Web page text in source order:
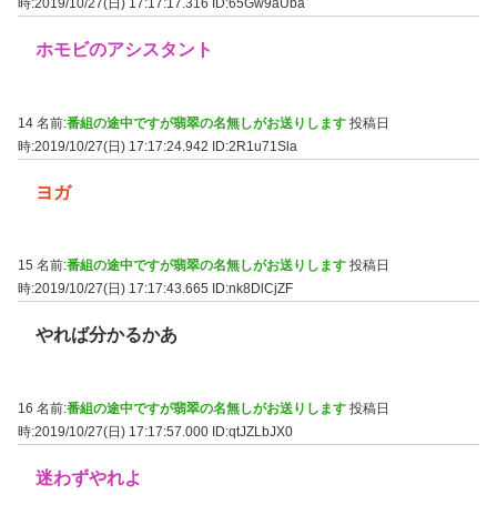
時:2019/10/27(日) 17:17:17.316
ID:65Gw9aUba
ホモビのアシスタント
14 名前:番組の途中ですが翡翠の名無しがお送りします 投稿日
時:2019/10/27(日) 17:17:24.942 ID:2R1u71Sla
ヨガ
15 名前:番組の途中ですが翡翠の名無しがお送りします 投稿日
時:2019/10/27(日) 17:17:43.665
ID:nk8DlCjZF
やれば分かるかあ
16 名前:番組の途中ですが翡翠の名無しがお送りします 投稿日
時:2019/10/27(日) 17:17:57.000 ID:qtJZLbJX0
迷わずやれよ